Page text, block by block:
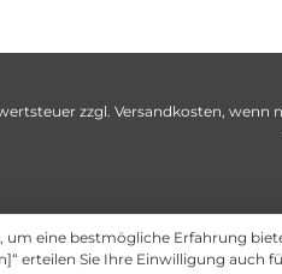
zzgl. Versandkosten, wenn
um eine bestmögliche Erfahrung
erteilen Sie Ihre Einwilligung auch